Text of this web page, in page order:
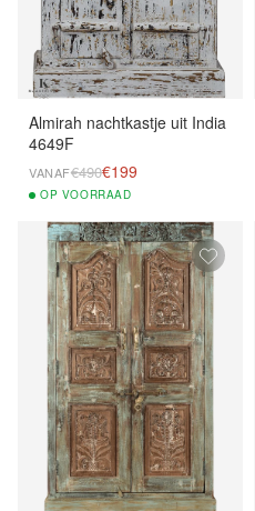
Almirah nachtkastje uit India
4649F
VANAF€490€199
OP VOORRAAD